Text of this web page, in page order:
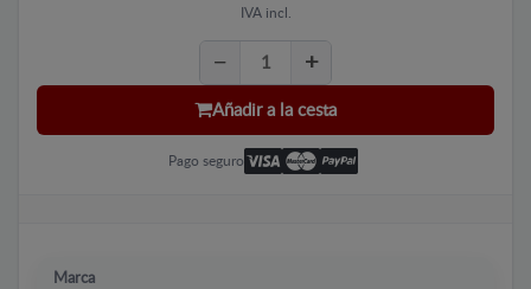
IVA incl.
Añadir a la cesta
Pago seguro
Marca